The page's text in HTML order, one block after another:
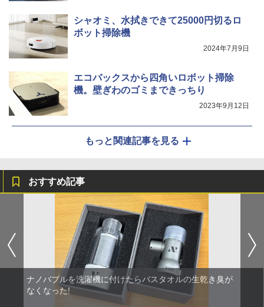
シャオミ、水拭きできて25000円切るロ
ボット掃除機
2024年7月9日
エコバックスから四角いロボット掃除
機。壁ぎわのゴミまできっちり
2023年9月12日
もっと関連記事を見る
おすすめ記事
ナノバブルを洗濯機に付けたらバスタオルの生乾き臭が
なくなった!